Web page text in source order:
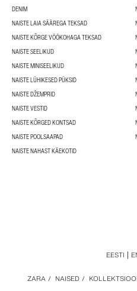
DENIM
NAISTE LAIA SÄÄREGA TEKSAD
NAISTE KÕRGE VÖÖKOHAGA TEKSAD
NAISTE SEELIKUD
NAISTE MINISEELIKUD
NAISTE LÜHIKESED PÜKSID
NAISTE DŽEMPRID
NAISTE VESTID
NAISTE KÕRGED KONTSAD
NAISTE POOLSAAPAD
NAISTE NAHAST KÄEKOTID
ZARA / NAISED /
EESTI